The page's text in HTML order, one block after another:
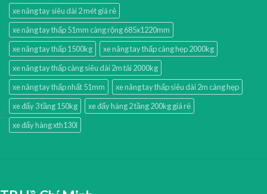
xe nâng tay siêu dài 2 mét giá rẻ
xe nâng tay thấp 51mm càng rộng 685x1220mm
xe nâng tay thấp 1500kg
xe nâng tay thấp càng hẹp 2000kg
xe nâng tay thấp càng siêu dài 2m tải 2000kg
xe nâng tay thấp nhất 51mm
xe nâng tay thấp siêu dài 2m càng hẹp
xe đẩy 3 tầng 150kg
xe đẩy hàng 2 tầng 200kg giá rẻ
xe đẩy hàng xth130l